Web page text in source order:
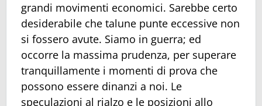
grandi movimenti economici. Sarebbe certo
desiderabile che talune punte eccessive non
si fossero avute. Siamo in guerra; ed
occorre la massima prudenza, per superare
tranquillamente i momenti di prova che
possono essere dinanzi a noi. Le
speculazioni al rialzo e le posizioni allo